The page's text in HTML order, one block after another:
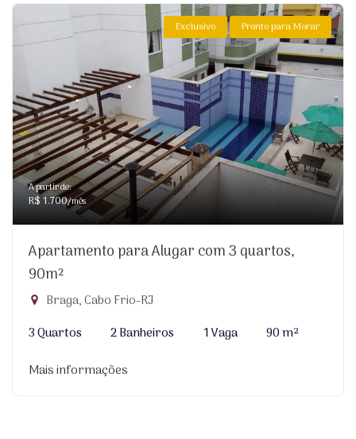
Exclusivo Pronto para Morar
A partir de:
R$ 1.700/mês
Apartamento para Alugar com 3 quartos,
90m²
Braga, Cabo Frio-RJ
3 Quartos
2 Banheiros 1 Vaga
90 m²
Mais informações